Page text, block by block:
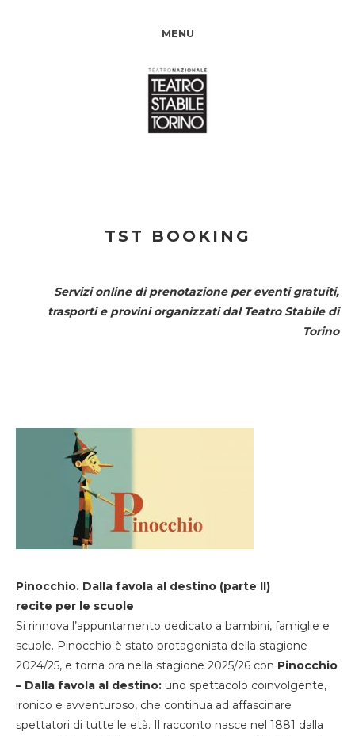
MENU
TST BOOKING
Servizi online di prenotazione per eventi gratuiti,
trasporti e provini organizzati dal Teatro Stabile di
Torino
Pinocchio. Dalla favola al destino (parte II)
recite per le scuole
Si rinnova l’appuntamento dedicato a bambini, famiglie e
scuole. Pinocchio è stato protagonista della stagione
2024/25, e torna ora nella stagione 2025/26 con Pinocchio
– Dalla favola al destino: uno spettacolo coinvolgente,
ironico e avventuroso, che continua ad affascinare
spettatori di tutte le età. Il racconto nasce nel 1881 dalla